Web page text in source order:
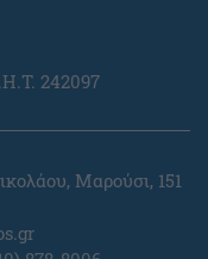
242097
Μαρούσι, 151